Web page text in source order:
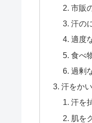
市販
汗の
適度
食べ
過剰
汗をか
汗を
肌を